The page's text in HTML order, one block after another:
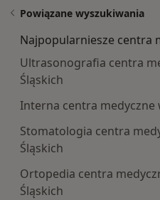
Powiązane wyszukiwania
Najpopularniesze centra
Ultrasonografia centra
Śląskich
Interna centra medyczne
Stomatologia centra
Śląskich
Ortopedia centra
Śląskich